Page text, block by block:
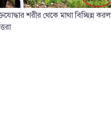
শরীর থেকে মাথা বিচ্ছিন্ন করল